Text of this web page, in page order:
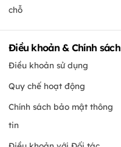
chỗ
Điều khoản & Chính sách
Điều khoản sử dụng
Quy chế hoạt động
Chính sách bảo mật thông
tin